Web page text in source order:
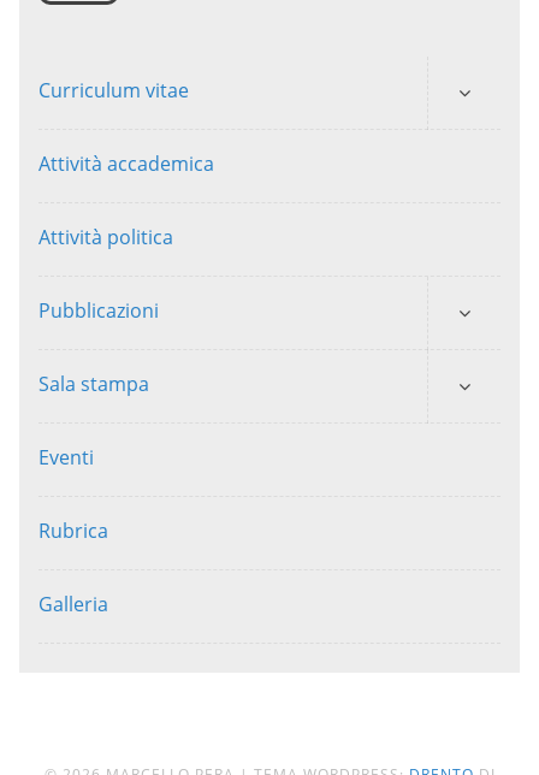
Curriculum vitae
Attività accademica
Attività politica
Pubblicazioni
Sala stampa
Eventi
Rubrica
Galleria